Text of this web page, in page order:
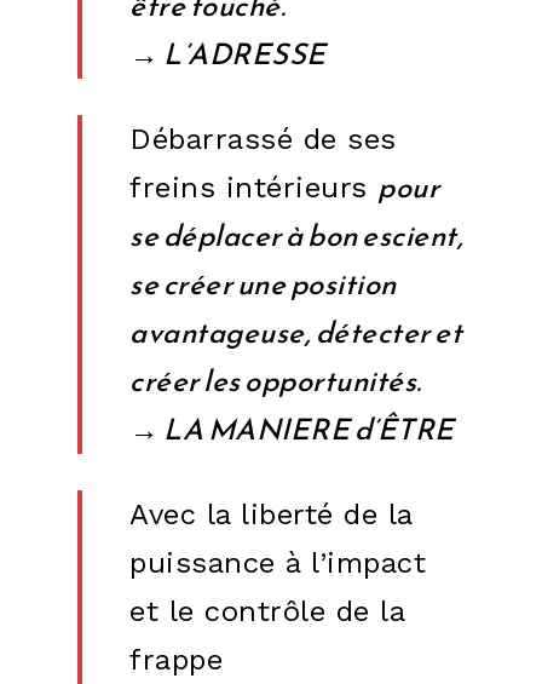
→ L’ADRESSE
Débarrassé de ses
freins intérieurs pour
se déplacer à bon escient,
se créer une position
avantageuse, détecter et
créer les opportunités.
→ LA MANIERE d’ÊTRE
Avec la liberté de la
puissance à l’impact
et le contrôle de la
frappe